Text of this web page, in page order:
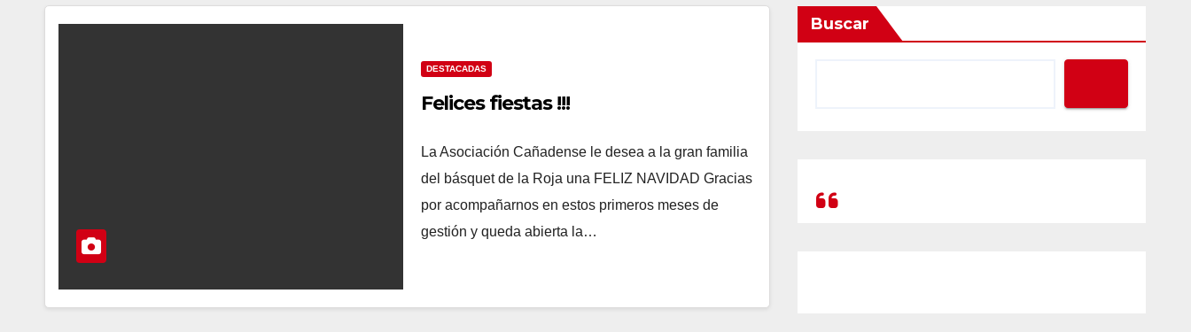
DESTACADAS
Felices fiestas !!!
La Asociación Cañadense le desea a la gran familia
del básquet de la Roja una FELIZ NAVIDAD Gracias
por acompañarnos en estos primeros meses de
gestión y queda abierta la…
Buscar
Prompt Generator